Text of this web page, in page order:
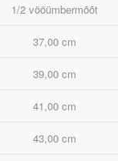
1/2 vööümbermõõt
37,00 cm
39,00 cm
41,00 cm
43,00 cm